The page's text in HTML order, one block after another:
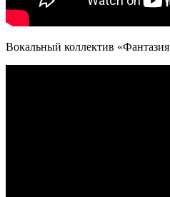
Вокальный коллектив